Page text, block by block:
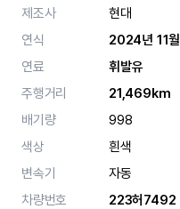
제조사
현대
연식
2024년 11월
연료
휘발유
주행거리
21,469km
배기량
998
색상
흰색
변속기
자동
차량번호
223허7492